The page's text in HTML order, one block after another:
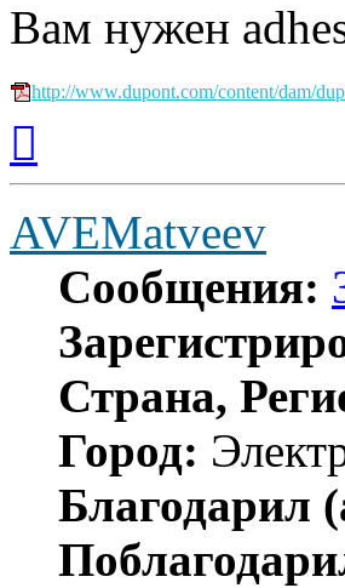
Вам нужен
http://www.dupont.com/content/dam/
началу
AVEMatveev
Сообщения:
Страна,
Город:
Благодарил